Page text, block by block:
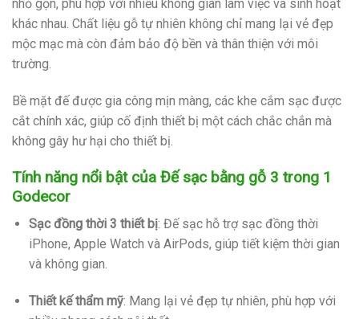
nhỏ gọn, phù hợp với nhiều không gian làm việc và sinh hoạt
khác nhau. Chất liệu gỗ tự nhiên không chỉ mang lại vẻ đẹp
mộc mạc mà còn đảm bảo độ bền và thân thiện với môi
trường.
Bề mặt đế được gia công mịn màng, các khe cắm sạc được
cắt chính xác, giúp cố định thiết bị một cách chắc chắn mà
không gây hư hại cho thiết bị.
Tính năng nổi bật của Đế sạc bằng gỗ 3 trong 1
Godecor
Sạc đồng thời 3 thiết bị: Đế sạc hỗ trợ sạc đồng thời
iPhone, Apple Watch và AirPods, giúp tiết kiệm thời gian
và không gian.
Thiết kế thẩm mỹ: Mang lại vẻ đẹp tự nhiên, phù hợp với